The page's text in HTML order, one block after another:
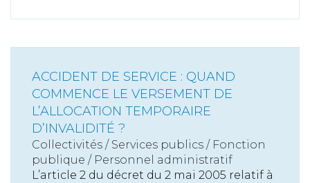
ACCIDENT DE SERVICE : QUAND
COMMENCE LE VERSEMENT DE
L’ALLOCATION TEMPORAIRE
D’INVALIDITÉ ?
Collectivités / Services publics / Fonction
publique / Personnel administratif
L’article 2 du décret du 2 mai 2005 relatif à